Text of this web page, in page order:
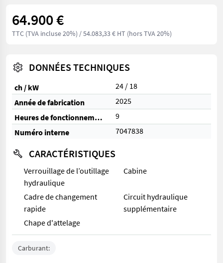
64.900 €
TTC (TVA incluse 20%) / 54.083,33 € HT (hors TVA 20%)
DONNÉES TECHNIQUES
ch / kW
24 / 18
Année de fabrication
2025
Heures de fonctionnement
9
Numéro interne
7047838
CARACTÉRISTIQUES
Verrouillage de l’outillage
hydraulique
Cabine
Cadre de changement
rapide
Circuit hydraulique
supplémentaire
Chape d'attelage
Carburant: